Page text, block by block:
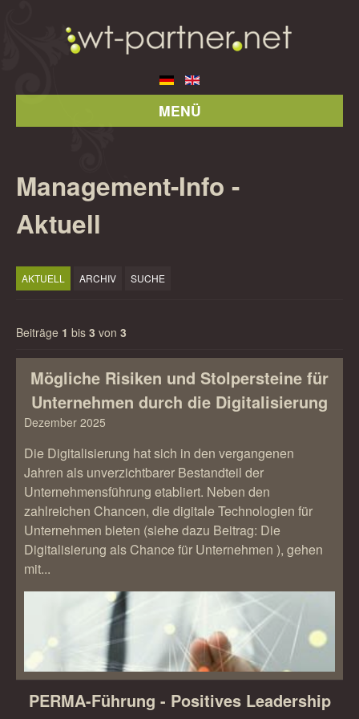
MENÜ
Management-Info -
Aktuell
AKTUELL ARCHIV SUCHE
Beiträge 1 bis 3 von 3
Mögliche Risiken und Stolpersteine für
Unternehmen durch die Digitalisierung
Dezember 2025
Die Digitalisierung hat sich in den vergangenen
Jahren als unverzichtbarer Bestandteil der
Unternehmensführung etabliert. Neben den
zahlreichen Chancen, die digitale Technologien für
Unternehmen bieten (siehe dazu Beitrag: Die
Digitalisierung als Chance für Unternehmen ), gehen
mit...
PERMA-Führung - Positives Leadership